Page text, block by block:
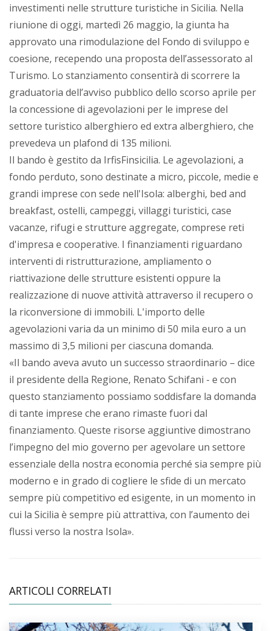
investimenti nelle strutture turistiche in Sicilia. Nella
riunione di oggi, martedì 26 maggio, la giunta ha
approvato una rimodulazione del Fondo di sviluppo e
coesione, recependo una proposta dell’assessorato al
Turismo. Lo stanziamento consentirà di scorrere la
graduatoria dell’avviso pubblico dello scorso aprile per
la concessione di agevolazioni per le imprese del
settore turistico alberghiero ed extra alberghiero, che
prevedeva un plafond di 135 milioni.
Il bando è gestito da IrfisFinsicilia. Le agevolazioni, a
fondo perduto, sono destinate a micro, piccole, medie e
grandi imprese con sede nell'Isola: alberghi, bed and
breakfast, ostelli, campeggi, villaggi turistici, case
vacanze, rifugi e strutture aggregate, comprese reti
d'impresa e cooperative. I finanziamenti riguardano
interventi di ristrutturazione, ampliamento o
riattivazione delle strutture esistenti oppure la
realizzazione di nuove attività attraverso il recupero o
la riconversione di immobili. L'importo delle
agevolazioni varia da un minimo di 50 mila euro a un
massimo di 3,5 milioni per ciascuna domanda.
«Il bando aveva avuto un successo straordinario – dice
il presidente della Regione, Renato Schifani - e con
questo stanziamento possiamo soddisfare la domanda
di tante imprese che erano rimaste fuori dal
finanziamento. Queste risorse aggiuntive dimostrano
l’impegno del mio governo per agevolare un settore
essenziale della nostra economia perché sia sempre più
moderno e in grado di cogliere le sfide di un mercato
sempre più competitivo ed esigente, in un momento in
cui la Sicilia è sempre più attrattiva, con l’aumento dei
flussi verso la nostra Isola».
ARTICOLI CORRELATI